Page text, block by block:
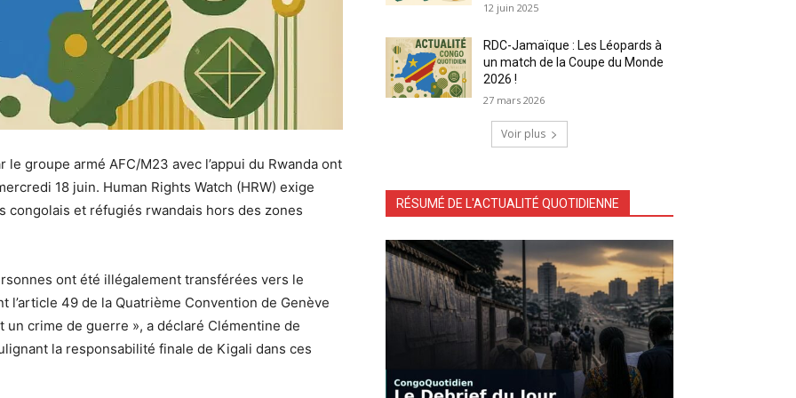
groupe armé AFC/M23 avec l’appui du Rwanda ont
18 juin. Human Rights Watch (HRW) exige
congolais et réfugiés rwandais hors des zones
ont été illégalement transférées vers le
49 de la Quatrième Convention de Genève
crime de guerre », a déclaré Clémentine de
la responsabilité finale de Kigali dans ces
12 juin 2025
RDC-Jamaïque : Les Léopards à
un match de la Coupe du Monde
2026 !
27 mars 2026
Voir plus
RÉSUMÉ DE L'ACTUALITÉ QUOTIDIENNE